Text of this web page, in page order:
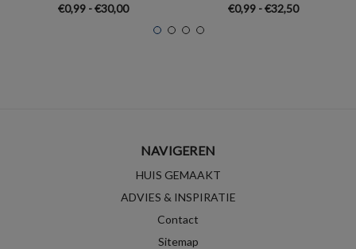
€0,99 - €30,00
€0,99 - €32,50
NAVIGEREN
HUIS GEMAAKT
ADVIES & INSPIRATIE
Contact
Sitemap